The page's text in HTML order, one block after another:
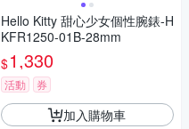
Hello Kitty 甜心少女個性腕錶-H
KFR1250-01B-28mm
$1,330
活動 券
加入購物車